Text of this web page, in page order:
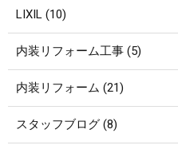
LIXIL (10)
内装リフォーム工事 (5)
内装リフォーム (21)
スタッフブログ (8)